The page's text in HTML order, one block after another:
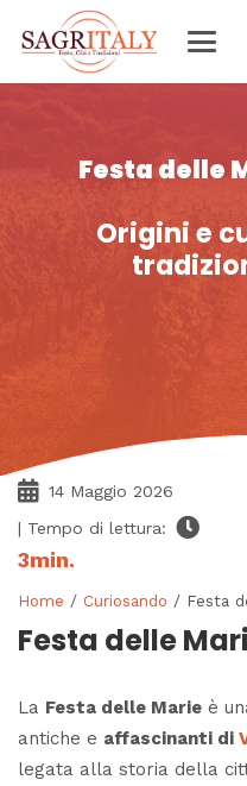
Festa delle
Origini e
14 Maggio 2026
| Tempo di lettura:
3min.
Home / Curiosando / Festa
Festa delle
La Festa delle Marie è
antiche e affascinanti di
legata alla storia della